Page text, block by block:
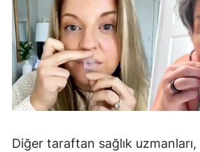
Diğer taraftan sağlık